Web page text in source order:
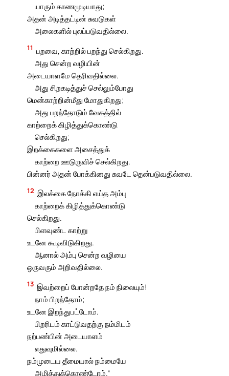
யாரும் காணமுடியாது;
அதன் அடித்தட்டின் சுவடுகள்
அலைகளில் புலப்படுவதில்லை.
11 பறவை, காற்றில் பறந்து செல்கிறது.
அது சென்ற வழியின்
அடையாளமே தெரிவதில்லை.
அது சிறகடித்துச் செல்லும்போது
மென்காற்றின்மீது மோதுகிறது;
அது பறந்தோடும் வேகத்தில்
காற்றைக் கிழித்துக்கொண்டு
செல்கிறது;
இறக்கைகளை அசைத்துக்
காற்றை ஊடுருவிச் செல்கிறது.
பின்னர் அதன் போக்கினது சுவடே தென்படுவதில்லை.
12 இலக்கை நோக்கி எய்த அம்பு
காற்றைக் கிழித்துக்கொண்டு
செல்கிறது.
பிளவுண்ட காற்று
உடனே கூடிவிடுகிறது.
ஆனால் அம்பு சென்ற வழியை
ஒருவரும் அறிவதில்லை.
13 இவற்றைப் போன்றதே நம் நிலையும்!
நாம் பிறந்தோம்;
உடனே இறந்துபட்டோம்.
பிறரிடம் காட்டுவதற்கு நம்மிடம்
நற்பண்பின் அடையாளம்
எதுவுமில்லை.
நம்முடைய தீமையால் நம்மையே
அழித்துக்கொண்டோம்.”